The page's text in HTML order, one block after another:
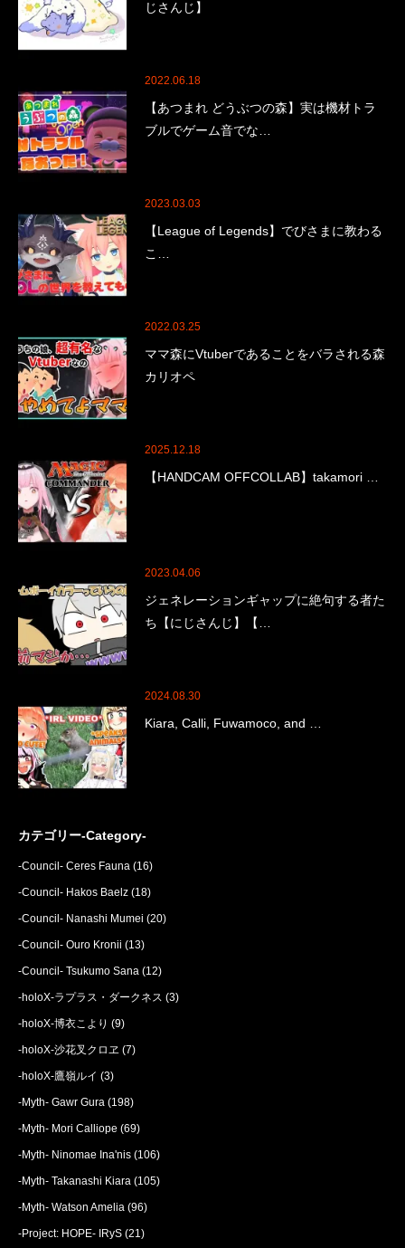
じさんじ】
2022.06.18
【あつまれ どうぶつの森】実は機材トラ
ブルでゲーム音でな…
2023.03.03
【League of Legends】でびさまに教わる
こ…
2022.03.25
ママ森にVtuberであることをバラされる森
カリオペ
2025.12.18
【HANDCAM OFFCOLLAB】takamori …
2023.04.06
ジェネレーションギャップに絶句する者た
ち【にじさんじ】【…
2024.08.30
Kiara, Calli, Fuwamoco, and …
カテゴリー-Category-
-Council- Ceres Fauna (16)
-Council- Hakos Baelz (18)
-Council- Nanashi Mumei (20)
-Council- Ouro Kronii (13)
-Council- Tsukumo Sana (12)
-holoX-ラプラス・ダークネス (3)
-holoX-博衣こより (9)
-holoX-沙花叉クロヱ (7)
-holoX-鷹嶺ルイ (3)
-Myth- Gawr Gura (198)
-Myth- Mori Calliope (69)
-Myth- Ninomae Ina'nis (106)
-Myth- Takanashi Kiara (105)
-Myth- Watson Amelia (96)
-Project: HOPE- IRyS (21)